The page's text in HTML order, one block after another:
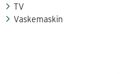
Turistskatt er ikke inkludert i
Det er tillatt med liten hund.
TV
Vaskemaskin